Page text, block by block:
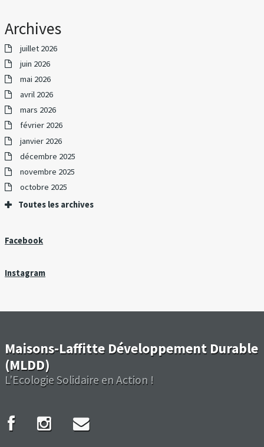
Archives
juillet 2026
juin 2026
mai 2026
avril 2026
mars 2026
février 2026
janvier 2026
décembre 2025
novembre 2025
octobre 2025
Toutes les archives
Facebook
Instagram
Maisons-Laffitte Développement Durable
(MLDD)
L'Ecologie Solidaire en Action !